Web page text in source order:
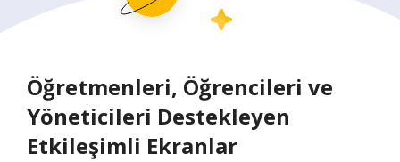
Öğretmenleri, Öğrencileri ve
Yöneticileri Destekleyen
Etkileşimli Ekranlar